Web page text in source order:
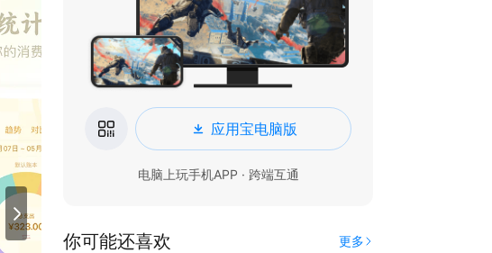
应用宝电脑版
电脑上玩手机APP · 跨端互通
你可能还喜欢 更多